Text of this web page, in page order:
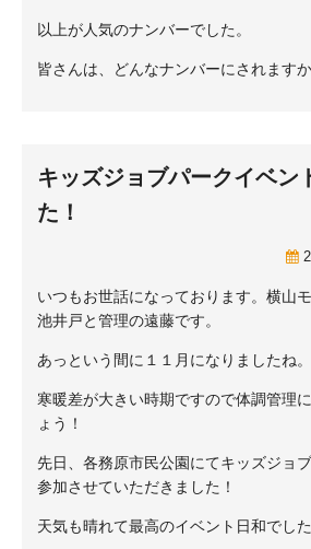
以上が人気のナンバーでした。
皆さんは、どんなナンバーにされます
キッズジョブパークイベン
た！
いつもお世話になっております。横山
池井戸と管理の遠藤です。
あっという間に１１月になりましたね。
寒暖差が大きい時期ですので体調管理
ょう！
先日、各務原市民公園にてキッズジョ
参加させていただきました！
天気も晴れて最高のイベント日和でし